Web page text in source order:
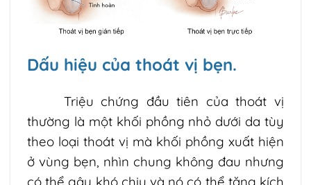
Dấu hiệu của thoát vị bẹn.
Triệu chứng đầu tiên của thoát vị
thường là một khối phồng nhỏ dưới da tùy
theo loại thoát vị mà khối phồng xuất hiện
ở vùng bẹn, nhìn chung không đau nhưng